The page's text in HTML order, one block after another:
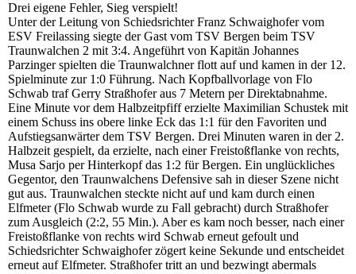
Drei eigene Fehler, Sieg verspielt!
Unter der Leitung von Schiedsrichter Franz Schwaighofer vom
ESV Freilassing siegte der Gast vom TSV Bergen beim TSV
Traunwalchen 2 mit 3:4. Angeführt von Kapitän Johannes
Parzinger spielten die Traunwalchner flott auf und kamen in der 12.
Spielminute zur 1:0 Führung. Nach Kopfballvorlage von Flo
Schwab traf Gerry Straßhofer aus 7 Metern per Direktabnahme.
Eine Minute vor dem Halbzeitpfiff erzielte Maximilian Schustek mit
einem Schuss ins obere linke Eck das 1:1 für den Favoriten und
Aufstiegsanwärter dem TSV Bergen. Drei Minuten waren in der 2.
Halbzeit gespielt, da erzielte, nach einer Freistoßflanke von rechts,
Musa Sarjo per Hinterkopf das 1:2 für Bergen. Ein unglückliches
Gegentor, den Traunwalchens Defensive sah in dieser Szene nicht
gut aus. Traunwalchen steckte nicht auf und kam durch einen
Elfmeter (Flo Schwab wurde zu Fall gebracht) durch Straßhofer
zum Ausgleich (2:2, 55 Min.). Aber es kam noch besser, nach einer
Freistoßflanke von rechts wird Schwab erneut gefoult und
Schiedsrichter Schwaighofer zögert keine Sekunde und entscheidet
erneut auf Elfmeter. Straßhofer tritt an und bezwingt abermals